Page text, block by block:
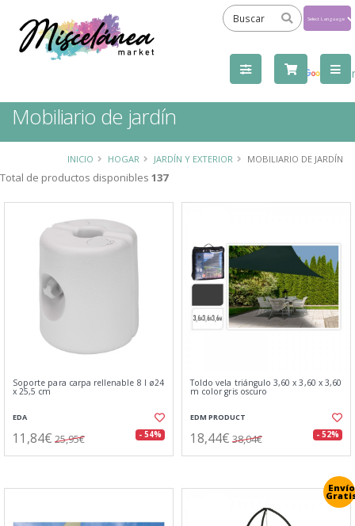
by
Mobiliario de jardín
INICIO HOGAR JARDÍN Y EXTERIOR MOBILIARIO DE JARDÍN
Total de productos disponibles 137
Soporte para carpa rellenable 8 l ø24
x 25,5 cm
EDA
11,84€ 25,95€ - 54%
Toldo vela triángulo 3,60 x 3,60 x 3,60
m color gris oscuro
EDM PRODUCT
18,44€ 38,04€ - 52%
Envío